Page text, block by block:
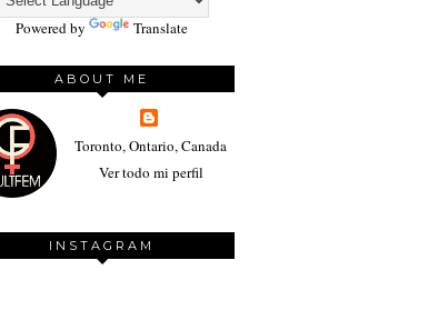
Powered by Translate
ABOUT ME
Toronto, Ontario, Canada
Ver todo mi perfil
INSTAGRAM